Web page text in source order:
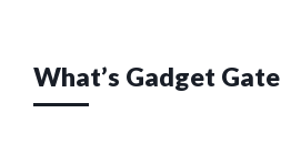
What’s Gadget Gate